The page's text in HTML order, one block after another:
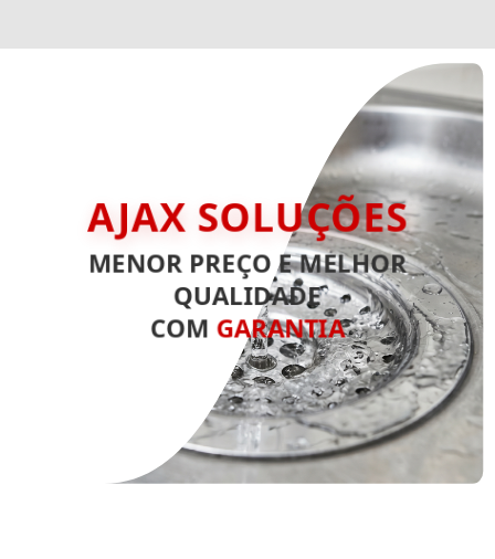
AJAX SOLUÇÕES
MENOR PREÇO E MELHOR
QUALIDADE
COM GARANTIA